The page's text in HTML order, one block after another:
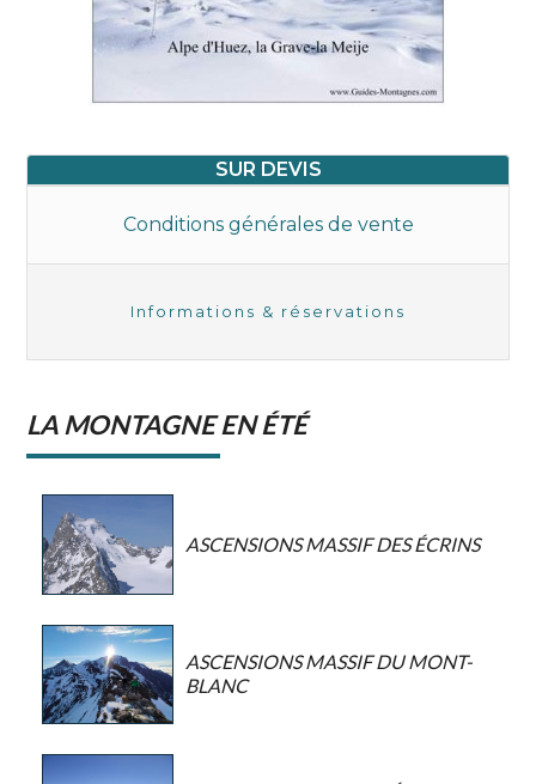
SUR DEVIS
Conditions générales de vente
Informations & réservations
LA MONTAGNE EN ÉTÉ
ASCENSIONS MASSIF DES ÉCRINS
ASCENSIONS MASSIF DU MONT-
BLANC